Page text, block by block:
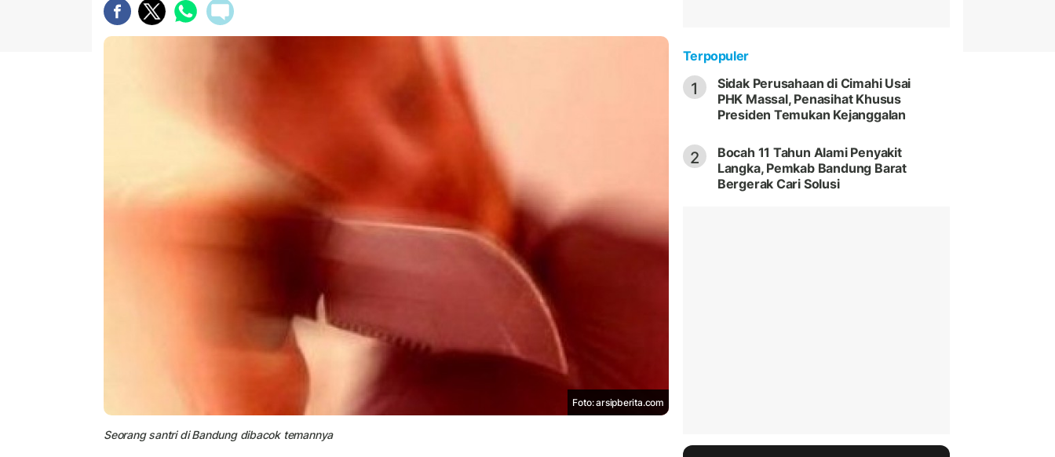
Foto: arsipberita.com
Seorang santri di Bandung dibacok temannya
Terpopuler
1
Sidak Perusahaan di Cimahi Usai
PHK Massal, Penasihat Khusus
Presiden Temukan Kejanggalan
2
Bocah 11 Tahun Alami Penyakit
Langka, Pemkab Bandung Barat
Bergerak Cari Solusi